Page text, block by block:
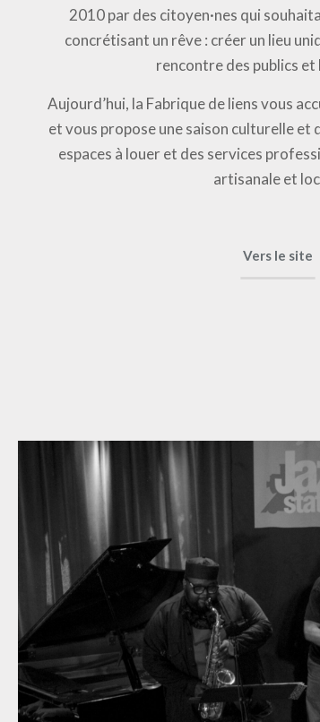
2010 par des citoyen·nes qui
concrétisant un rêve : créer un lieu
rencontre des publics
Aujourd’hui, la Fabrique de liens vous
et vous propose une saison culturelle et
espaces à louer et des services
artisanale et
Vers le site